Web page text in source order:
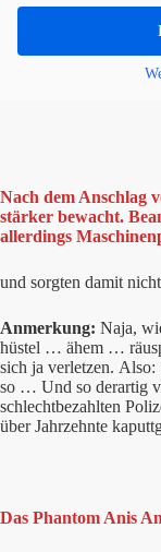
Nach dem Anschlag
stärker bewacht.
allerdings
und sorgten damit
Anmerkung: Naja,
hüstel … ähem …
sich ja verletzen. Also:
so … Und so derartig
schlechtbezahlten
über Jahrzehnte
Das Phantom Anis